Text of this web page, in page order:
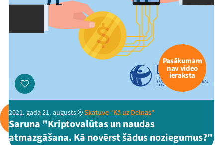
Pasākumam
nav video
ieraksta
2021. gada 21. augusts Skatuve "Kā uz Delnas"
Saruna "Kriptovalūtas un naudas
atmazgāšana. Kā novērst šādus noziegumus?"